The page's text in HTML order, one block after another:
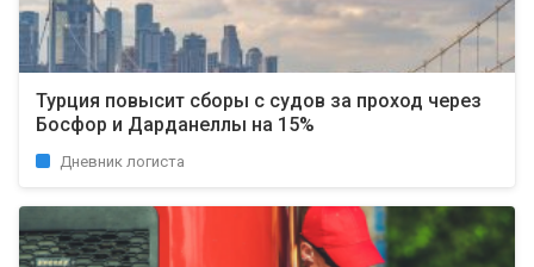
Турция повысит сборы с судов за проход через
Босфор и Дарданеллы на 15%
Дневник логиста